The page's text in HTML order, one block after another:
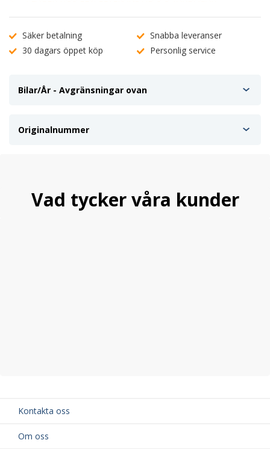
Säker betalning
Snabba leveranser
30 dagars öppet köp
Personlig service
Bilar/År - Avgränsningar ovan
Originalnummer
Vad tycker våra kunder
Kontakta oss
Om oss